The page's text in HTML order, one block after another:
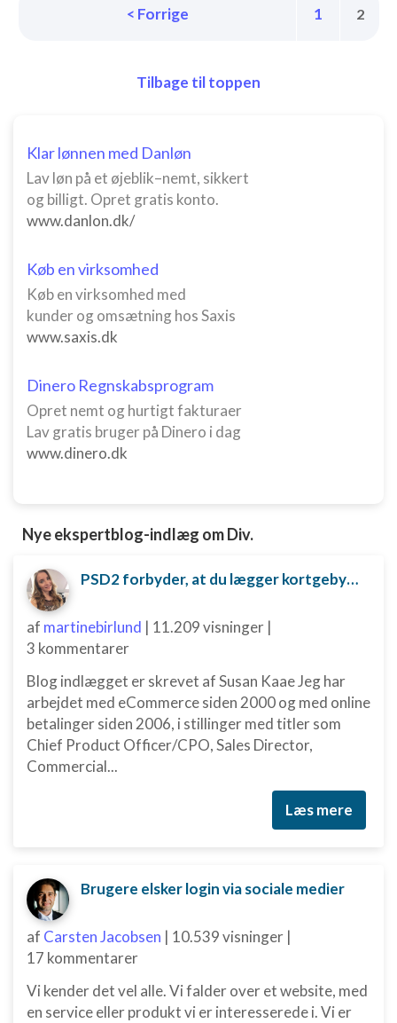
< Forrige 1 2
Tilbage til toppen
Klar lønnen med Danløn
Lav løn på et øjeblik–nemt, sikkert
og billigt. Opret gratis konto.
www.danlon.dk/
Køb en virksomhed
Køb en virksomhed med
kunder og omsætning hos Saxis
www.saxis.dk
Dinero Regnskabsprogram
Opret nemt og hurtigt fakturaer
Lav gratis bruger på Dinero i dag
www.dinero.dk
Nye ekspertblog-indlæg om Div.
PSD2 forbyder, at du lægger kortgebyret ud til dine kunder fra 1. januar 2018
af martinebirlund | 11.209 visninger |
3 kommentarer
Blog indlægget er skrevet af Susan Kaae Jeg har
arbejdet med eCommerce siden 2000 og med online
betalinger siden 2006, i stillinger med titler som
Chief Product Officer/CPO, Sales Director,
Commercial...
Læs mere
Brugere elsker login via sociale medier
af Carsten Jacobsen | 10.539 visninger |
17 kommentarer
Vi kender det vel alle. Vi falder over et website, med
en service eller produkt vi er interesserede i. Vi er
Udvikle og forbedre tjenester
Bruge begrænsede oplysninger til at vælge
indhold
Bruge præcise geografiske
placeringsoplysninger
Identificere enheder baseret på aktivt
anmodede oplysninger
Ydeevne